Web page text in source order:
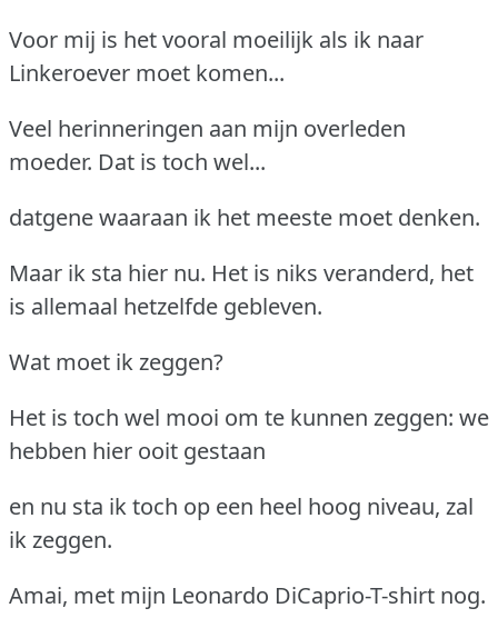
Voor mij is het vooral moeilijk als ik naar
Linkeroever moet komen...
Veel herinneringen aan mijn overleden
moeder. Dat is toch wel...
datgene waaraan ik het meeste moet denken.
Maar ik sta hier nu. Het is niks veranderd, het
is allemaal hetzelfde gebleven.
Wat moet ik zeggen?
Het is toch wel mooi om te kunnen zeggen: we
hebben hier ooit gestaan
en nu sta ik toch op een heel hoog niveau, zal
ik zeggen.
Amai, met mijn Leonardo DiCaprio-T-shirt nog.